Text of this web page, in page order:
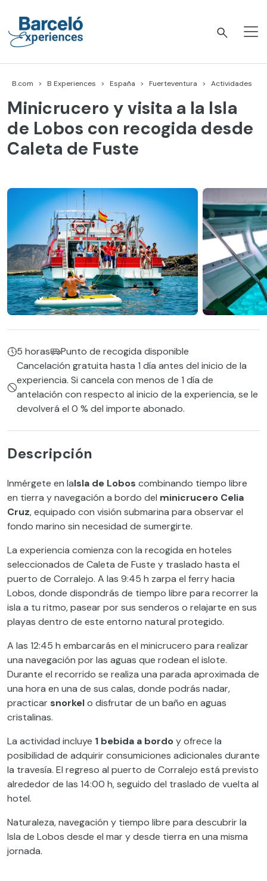
content
B.com B Experiences España Fuerteventura Actividades
Minicrucero y visita a la Isla
de Lobos con recogida desde
Caleta de Fuste
5 horas
Punto de recogida disponible
Cancelación gratuita hasta 1 día antes del inicio de la
experiencia. Si cancela con menos de 1 día de
antelación con respecto al inicio de la experiencia, se le
devolverá el 0 % del importe abonado.
Descripción
Inmérgete en laIsla de Lobos combinando tiempo libre
en tierra y navegación a bordo del minicrucero Celia
Cruz, equipado con visión submarina para observar el
fondo marino sin necesidad de sumergirte.
La experiencia comienza con la recogida en hoteles
seleccionados de Caleta de Fuste y traslado hasta el
puerto de Corralejo. A las 9:45 h zarpa el ferry hacia
Lobos, donde dispondrás de tiempo libre para recorrer la
isla a tu ritmo, pasear por sus senderos o relajarte en sus
playas dentro de este entorno natural protegido.
A las 12:45 h embarcarás en el minicrucero para realizar
una navegación por las aguas que rodean el islote.
Durante el recorrido se realiza una parada aproximada de
una hora en una de sus calas, donde podrás nadar,
practicar snorkelo disfrutar de un baño en aguas
cristalinas.
La actividad incluye 1 bebida a bordoy ofrece la
posibilidad de adquirir consumiciones adicionales durante
la travesía. El regreso al puerto de Corralejo está previsto
alrededor de las 14:00 h, seguido del traslado de vuelta al
hotel.
Naturaleza, navegación y tiempo libre para descubrir la
Isla de Lobos desde el mar y desde tierra en una misma
jornada.